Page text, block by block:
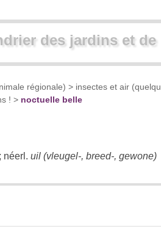
des jardins et de
régionale) > insectes et air
! > noctuelle belle
; néerl. uil (vleugel-, breed-, gewone)